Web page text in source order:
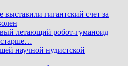
гигантский счет за
летающий робот-гуманоид
старше…
научной нудистской